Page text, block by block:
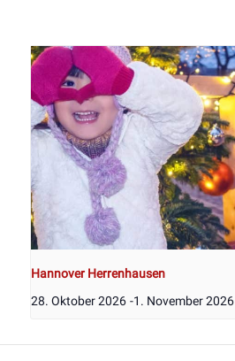
Hannover Herrenhausen
28. Oktober 2026 -1. November 2026